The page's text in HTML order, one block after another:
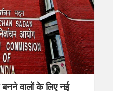
बनने वालों के लिए नई